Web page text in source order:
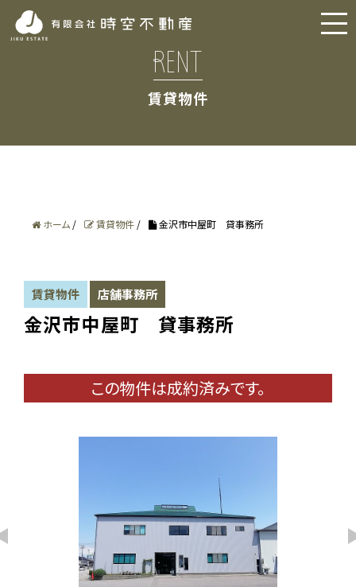
RENT
賃貸物件
ホーム / 賃貸物件 / 金沢市中屋町 貸事務所
賃貸物件 店舗事務所
金沢市中屋町 貸事務所
この物件は成約済みです。